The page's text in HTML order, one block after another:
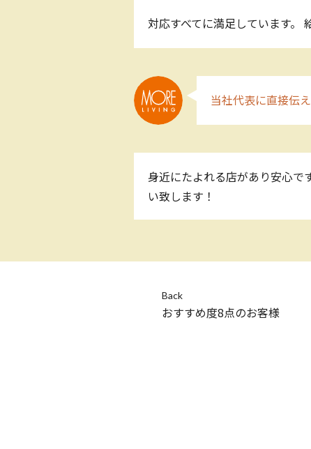
対応すべてに満足しています。
当社代表に直接伝
身近にたよれる店があり安心で
い致します！
Back
おすすめ度8点のお客様